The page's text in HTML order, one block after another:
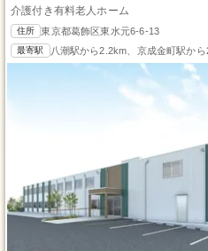
介護付き有料老人ホーム
住所 東京都葛飾区東水元6-6-13
最寄駅 八潮駅から2.2km、京成金町駅か